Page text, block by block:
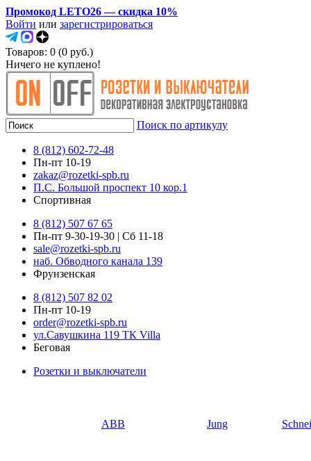
Промокод LETO26 — скидка 10%
Войти или зарегистрироваться
Товаров: 0 (0 руб.)
Ничего не куплено!
Поиск по артикулу
8 (812) 602-72-48
Пн-пт 10-19
zakaz@rozetki-spb.ru
П.С. Большой проспект 10 кор.1
Спортивная
8 (812) 507 67 65
Пн-пт 9-30-19-30 | Сб 11-18
sale@rozetki-spb.ru
наб. Обводного канала 139
Фрунзенская
8 (812) 507 82 02
Пн-пт 10-19
order@rozetki-spb.ru
ул.Савушкина 119 ТК Villa
Беговая
Розетки и выключатели
ABB Jung